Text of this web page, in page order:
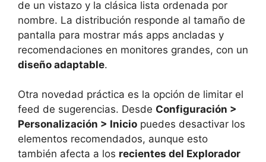
de un vistazo y la clásica lista ordenada por
nombre. La distribución responde al tamaño de
pantalla para mostrar más apps ancladas y
recomendaciones en monitores grandes, con un
diseño adaptable.
Otra novedad práctica es la opción de limitar el
feed de sugerencias. Desde Configuración >
Personalización > Inicio puedes desactivar los
elementos recomendados, aunque esto
también afecta a los recientes del Explorador